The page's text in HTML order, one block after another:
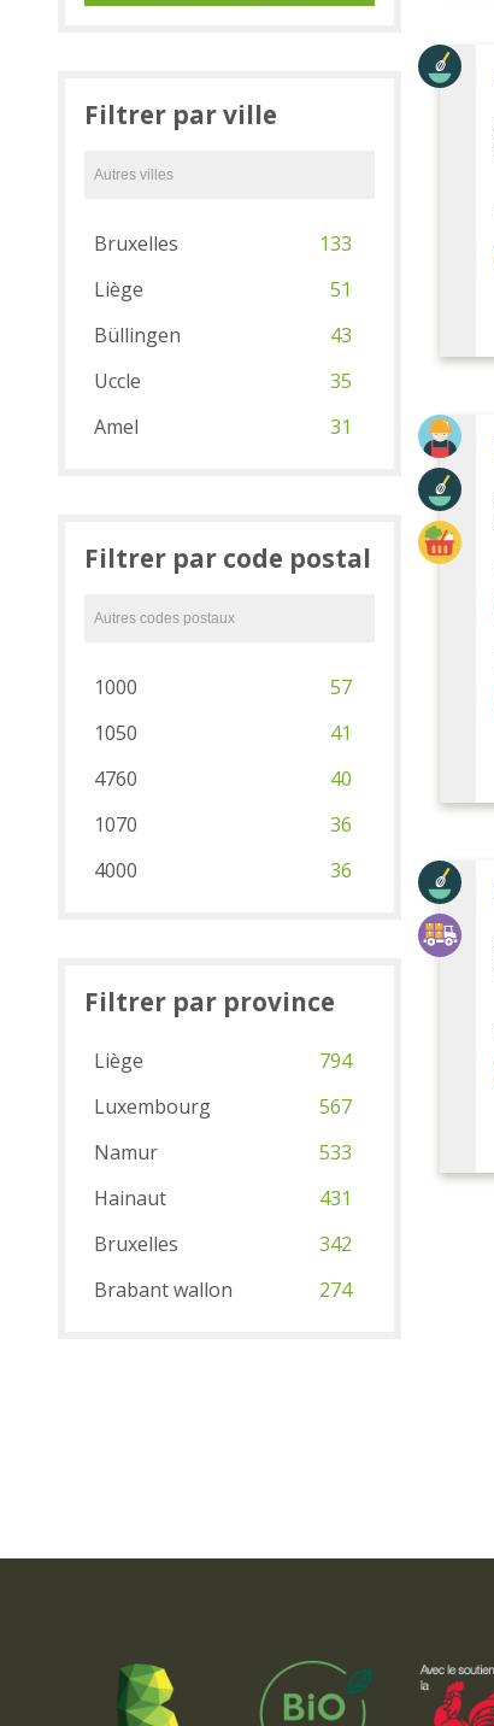
Filtrer par ville
Bruxelles
133
Liège
51
Büllingen
43
Uccle
35
Amel
31
Filtrer par code postal
1000
57
1050
41
4760
40
1070
36
4000
36
Filtrer par province
Liège
794
Luxembourg
567
Namur
533
Hainaut
431
Bruxelles
342
Brabant wallon
274